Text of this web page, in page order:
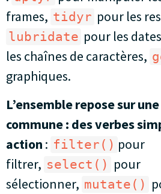
frames, tidyr pour les
lubridate pour les
les chaînes de caractères,
graphiques.
L’ensemble repose sur
commune : des verbes
action : filter() pour
filtrer, select() pour
sélectionner, mutate()